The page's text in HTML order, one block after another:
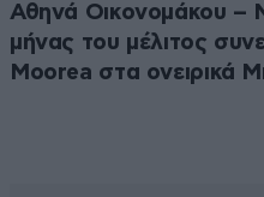
Αθηνά Οικονομάκου –
μήνας του μέλιτος
Moorea στα ονειρικά